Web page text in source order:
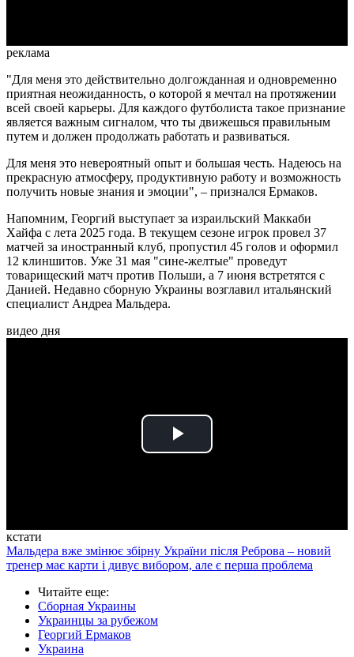
реклама
"Для меня это действительно долгожданная и одновременно
приятная неожиданность, о которой я мечтал на протяжении
всей своей карьеры. Для каждого футболиста такое признание
является важным сигналом, что ты движешься правильным
путем и должен продолжать работать и развиваться.
Для меня это невероятный опыт и большая честь. Надеюсь на
прекрасную атмосферу, продуктивную работу и возможность
получить новые знания и эмоции", – признался Ермаков.
Напомним, Георгий выступает за израильский Маккаби
Хайфа с лета 2025 года. В текущем сезоне игрок провел 37
матчей за иностранный клуб, пропустил 45 голов и оформил
12 клиншитов. Уже 31 мая "сине-желтые" проведут
товарищеский матч против Польши, а 7 июня встретятся с
Данией. Недавно сборную Украины возглавил итальянский
специалист Андреа Мальдера.
видео дня
Play
кстати
Мальдера вже змінює збірну України після Реброва – новий
тренер має карти і дивує вибором, але є перша проблема
Читайте еще:
Сборная Украины
Украинцы за рубежом
Георгий Ермаков
Украина